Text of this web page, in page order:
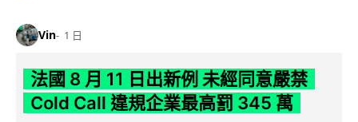
Vin 1 日
法國 8 月 11 日出新例 未經同意嚴禁
Cold Call 違規企業最高罰 345 萬